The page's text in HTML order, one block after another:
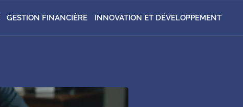
GESTION FINANCIÈRE INNOVATION ET DÉVELOPPEMENT